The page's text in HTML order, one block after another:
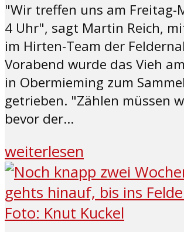
"Wir treffen uns am Freitag-
4 Uhr", sagt Martin Reich,
im Hirten-Team der
Vorabend wurde das Vieh
in Obermieming zum
getrieben. "Zählen müssen
bevor der...
weiterlesen